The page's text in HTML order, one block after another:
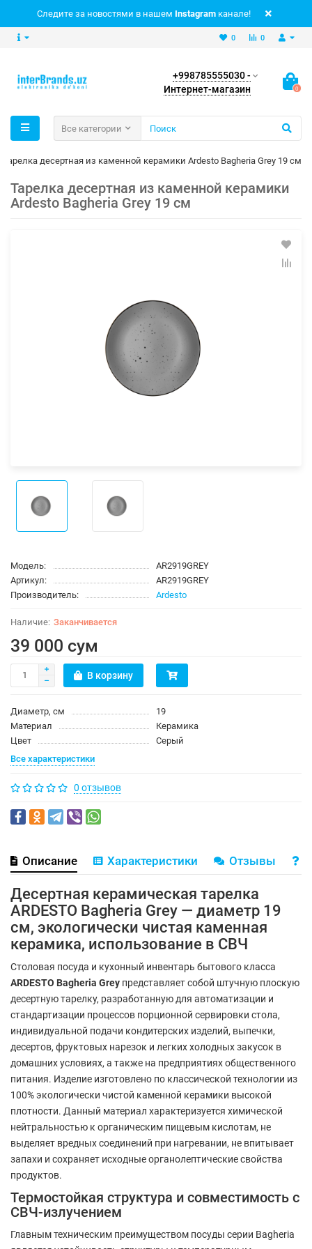
Следите за новостями в нашем Instagram канале!
0
0
+998785555030 -
Интернет-магазин
0
Все категории
Тарелка десертная из каменной керамики Ardesto Bagheria Grey 19 см
Тарелка десертная из каменной керамики
Ardesto Bagheria Grey 19 см
Модель:
AR2919GREY
Артикул:
AR2919GREY
Производитель:
Ardesto
Заканчивается
39 000 сум
В корзину
Диаметр, см
19
Материал
Керамика
Цвет
Серый
Все характеристики
0 отзывов
Описание Характеристики Отзывы
Десертная керамическая тарелка
ARDESTO Bagheria Grey — диаметр 19
см, экологически чистая каменная
керамика, использование в СВЧ
Столовая посуда и кухонный инвентарь бытового класса
ARDESTO Bagheria Grey представляет собой штучную плоскую
десертную тарелку, разработанную для автоматизации и
стандартизации процессов порционной сервировки стола,
индивидуальной подачи кондитерских изделий, выпечки,
десертов, фруктовых нарезок и легких холодных закусок в
домашних условиях, а также на предприятиях общественного
питания. Изделие изготовлено по классической технологии из
100% экологически чистой каменной керамики высокой
плотности. Данный материал характеризуется химической
нейтральностью к органическим пищевым кислотам, не
выделяет вредных соединений при нагревании, не впитывает
запахи и сохраняет исходные органолептические свойства
продуктов.
Термостойкая структура и совместимость с
СВЧ-излучением
Главным техническим преимуществом посуды серии Bagheria